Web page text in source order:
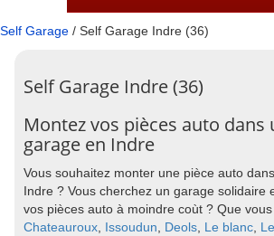
Self Garage / Self Garage Indre (36)
Self Garage Indre (36)
Montez vos pièces auto dans
garage en Indre
Vous souhaitez monter une pièce auto
Indre ? Vous cherchez un garage solidaire
vos pièces auto à moindre coùt ? Que
Chateauroux, Issoudun, Deols, Le blanc,